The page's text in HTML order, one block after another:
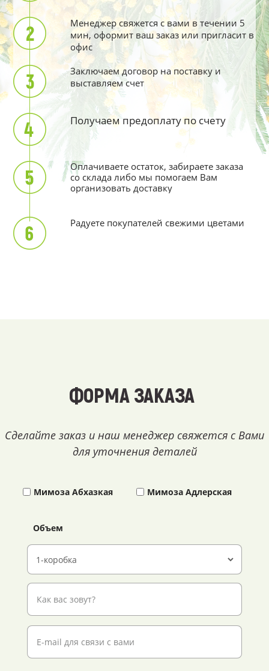
Менеджер свяжется с вами в течении 5
мин, оформит ваш заказ или пригласит в
офис
Заключаем договор на поставку и
выставляем счет
Получаем предоплату по счету
Оплачиваете остаток, забираете заказа
со склада либо мы помогаем Вам
организовать доставку
Радуете покупателей свежими цветами
ФОРМА ЗАКАЗА
Сделайте заказ и наш менеджер свяжется с Вами
для уточнения деталей
Мимоза Абхазкая Мимоза Адлерская
Объем